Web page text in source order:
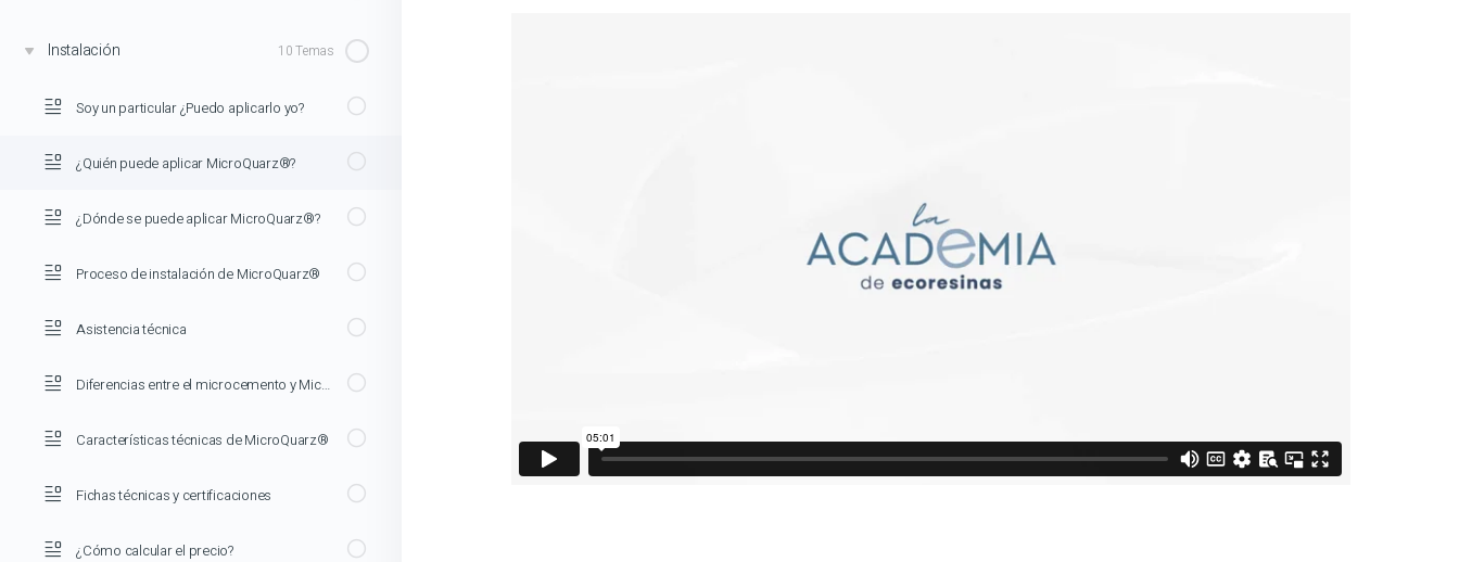
Instalación 10 Temas
Soy un particular ¿Puedo aplicarlo yo?
¿Quién puede aplicar MicroQuarz®?
¿Dónde se puede aplicar MicroQuarz®?
Proceso de instalación de MicroQuarz®
Asistencia técnica
Diferencias entre el microcemento y MicroQuarz®
Características técnicas de MicroQuarz®
Fichas técnicas y certificaciones
¿Cómo calcular el precio?